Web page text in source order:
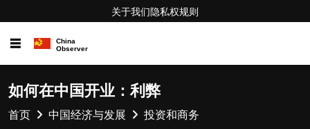
关于我们隐私权规则
☰
如何在中国开业：利弊
首页 中国经济与发展 投资和商务